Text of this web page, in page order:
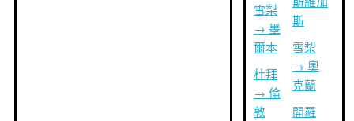
雪梨
→ 墨
爾本
杜拜
→ 倫
敦
斯
雪梨
→ 奧
克蘭
開羅